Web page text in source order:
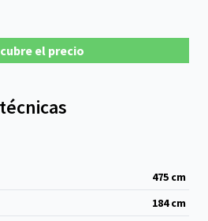
el precio
475 cm
184cm